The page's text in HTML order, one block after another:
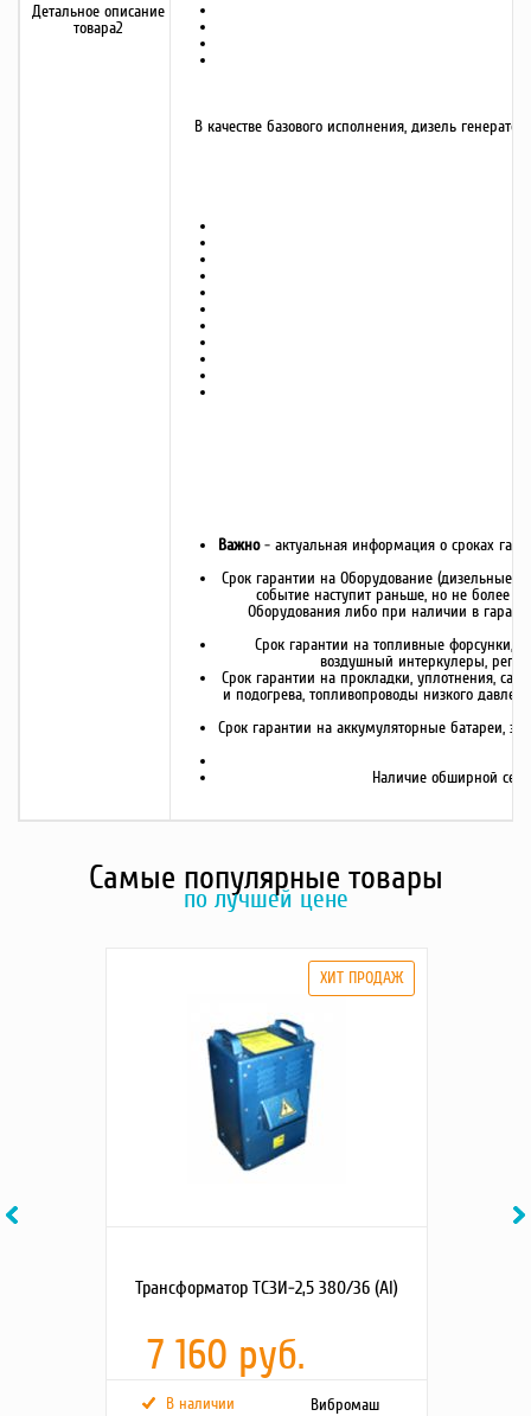
Детальное описание
товара2
В качестве базового исполнения, дизель
Важно- актуальная информация о сроках
Срок гарантии на Оборудование (дизельные
событие наступит раньше, но не более
Оборудования либо при наличии в
Срок гарантии на топливные форсунки,
воздушный интеркулеры,
Срок гарантии на прокладки, уплотнения,
и подогрева, топливопроводы низкого
Срок гарантии на аккумуляторные батареи,
Наличие обширной
Самые популярные товары
по лучшей цене
Previous
Трансформатор ТСЗИ-2,5 380/36 (Al)
7 160 руб.
В наличии Вибромаш